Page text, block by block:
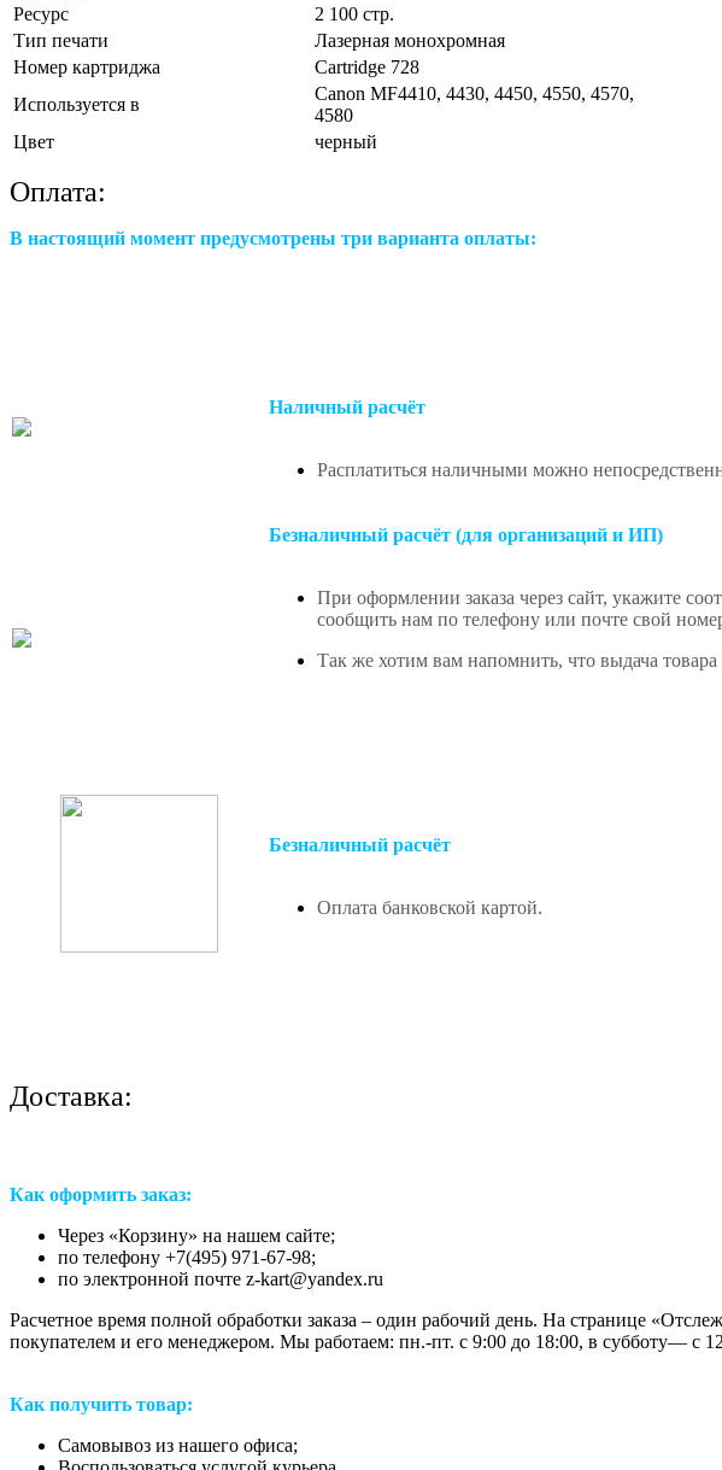
Ресурс
2 100 стр.
Тип печати
Лазерная монохромная
Номер картриджа
Cartridge 728
Используется в
Canon MF4410, 4430, 4450, 4550, 4570,
4580
Цвет
черный
Оплата:
В настоящий момент предусмотрены три варианта оплаты:
Наличный расчёт
Расплатиться наличными можно
Безналичный расчёт (для организаций и ИП)
При оформлении заказа через сайт, укажите
сообщить нам по телефону или почте свой
Так же хотим вам напомнить, что выдача
Безналичный расчёт
Оплата банковской картой.
Доставка:
Как оформить заказ:
Через «Корзину» на нашем сайте;
по телефону +7(495) 971-67-98;
по электронной почте z-kart@yandex.ru
Расчетное время полной обработки заказа – один рабочий день. На странице
покупателем и его менеджером. Мы работаем: пн.-пт. с 9:00 до 18:00, в субботу— с
Как получить товар:
Самовывоз из нашего офиса;